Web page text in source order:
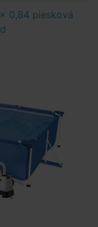
0,84 piesková